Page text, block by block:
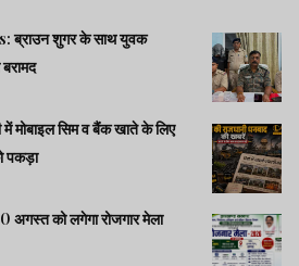
शुगर के साथ युवक
मोबाइल सिम व बैंक खाते के लिए
पकड़ा
को लगेगा रोजगार मेला